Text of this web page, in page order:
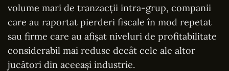
volume mari de tranzacții intra-grup, companii
care au raportat pierderi fiscale în mod repetat
sau firme care au afișat niveluri de profitabilitate
considerabil mai reduse decât cele ale altor
jucători din aceeași industrie.